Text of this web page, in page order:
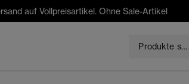
auf Vollpreisartikel. Ohne Sale-Artikel